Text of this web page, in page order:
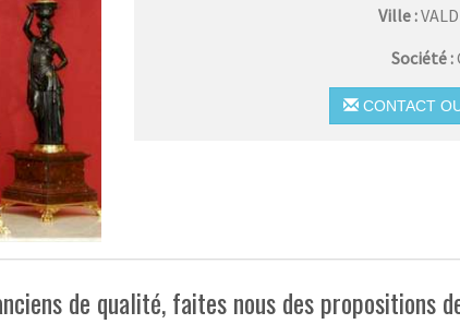
Ville :
Société :
CONTACT
de qualité, faites nous des propositions